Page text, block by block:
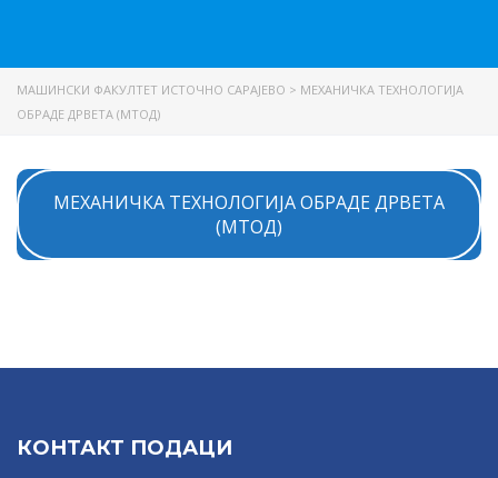
МАШИНСКИ ФАКУЛТЕТ ИСТОЧНО САРАЈЕВО > МЕХАНИЧКА ТЕХНОЛОГИЈА
ОБРАДЕ ДРВЕТА (МТОД)
МЕХАНИЧКА ТЕХНОЛОГИЈА ОБРАДЕ ДРВЕТА
(МТОД)
КОНТАКТ ПОДАЦИ